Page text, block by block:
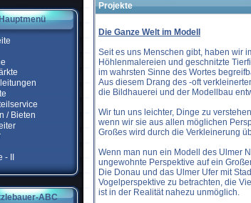
/ Bieten
II
ABC
Projekte
Die Ganze Welt im Modell
Seit es uns Menschen gibt, haben wir
Höhlenmalereien und geschnitzte
im wahrsten Sinne des Wortes
Aus diesem Drang des -oft
die Bildhauerei und der Modellbau
Wir tun uns leichter, Dinge zu
wenn wir sie aus allen möglichen
Großes wird durch die Verkleinerung
Wenn man nun ein Modell des Ulmer
ungewohnte Perspektive auf ein
Die Donau und das Ulmer Ufer mit
Vogelperspektive zu betrachten, die
ist in der Realität nahezu unmöglich.